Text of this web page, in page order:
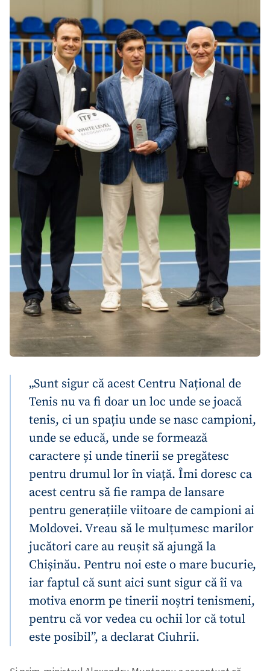
„Sunt sigur că acest Centru Național de
Tenis nu va fi doar un loc unde se joacă
tenis, ci un spațiu unde se nasc campioni,
unde se educă, unde se formează
caractere și unde tinerii se pregătesc
pentru drumul lor în viață. Îmi doresc ca
acest centru să fie rampa de lansare
pentru generațiile viitoare de campioni ai
Moldovei. Vreau să le mulțumesc marilor
jucători care au reușit să ajungă la
Chișinău. Pentru noi este o mare bucurie,
iar faptul că sunt aici sunt sigur că îi va
motiva enorm pe tinerii noștri tenismeni,
pentru că vor vedea cu ochii lor că totul
este posibil”, a declarat Ciuhrii.